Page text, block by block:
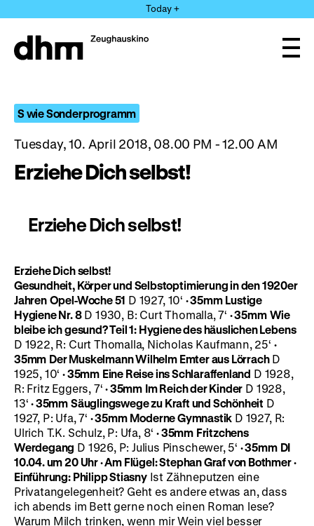
directly
the
Today +
S wie Sonderprogramm
Tuesday, 10. April 2018, 08.00 PM - 12.00 AM
Erziehe Dich selbst!
Erziehe Dich selbst!
Erziehe Dich selbst!
Gesundheit, Körper und Selbstoptimierung in den 1920er
Jahren Opel-Woche 51 D 1927, 10‘ · 35mm Lustige
Hygiene Nr. 8D 1930, B: Curt Thomalla, 7‘ · 35mm Wie
bleibe ich gesund? Teil 1: Hygiene des häuslichen Lebens
D 1922, R: Curt Thomalla, Nicholas Kaufmann, 25‘ ·
35mm Der Muskelmann Wilhelm Emter aus LörrachD
1925, 10‘· 35mm Eine Reise ins Schlaraffenland D 1928,
R: Fritz Eggers, 7‘· 35mm Im Reich der Kinder D 1928,
13‘· 35mm Säuglingswege zu Kraft und Schönheit D
1927, P: Ufa, 7‘ · 35mm Moderne Gymnastik D 1927, R:
Ulrich T.K. Schulz, P: Ufa, 8‘· 35mm Fritzchens
Werdegang D 1926, P: Julius Pinschewer, 5‘ · 35mm DI
10.04. um 20 Uhr · Am Flügel: Stephan Graf von Bothmer ·
Einführung: Philipp StiasnyIst Zähneputzen eine
Privatangelegenheit? Geht es andere etwas an, dass
ich abends im Bett gerne noch einen Roman lese?
Warum Milch trinken, wenn mir Wein viel besser